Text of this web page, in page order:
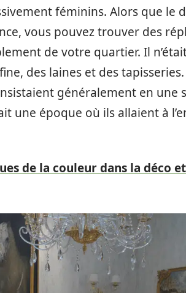
féminins. Alors que le
vous pouvez trouver des
de votre quartier. Il
des laines et des
généralement en une
une époque où ils allaient à
de la couleur dans la déco et